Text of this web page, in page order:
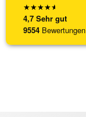
★★★★★
4,7 Sehr gut
9554 Bewertungen